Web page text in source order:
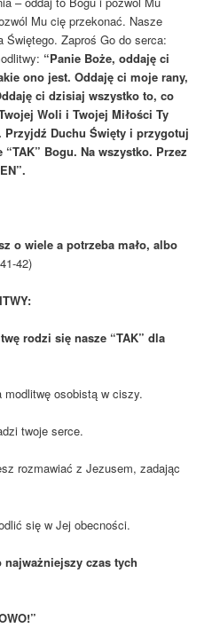
Mu cię przekonać. Nasze
Świętego. Zaproś Go do serca:
“Panie Boże, oddaję ci
ono jest. Oddaję ci moje rany,
ci dzisiaj wszystko to, co
Woli i Twojej Miłości Ty
Przyjdź Duchu Święty i przygotuj
Bogu. Na wszystko. Przez
o wiele a potrzeba mało, albo
42)
rodzi się nasze “TAK” dla
osobistą w ciszy.
twoje serce.
rozmawiać z Jezusem, zadając
się w Jej obecności.
czas tych